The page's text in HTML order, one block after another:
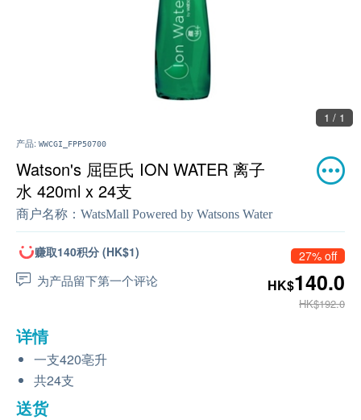
1 / 1
产品: WWCGI_FPP50700
Watson's 屈臣氏 ION WATER 离子
水 420ml x 24支
商户名称： WatsMall Powered by Watsons Water
赚取140积分 (HK$1)
为产品留下第一个评论
27% off
HK$140.0
HK$192.0
详情
一支420亳升
共24支
送货